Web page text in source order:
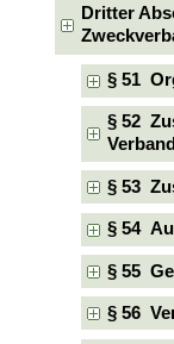
Dritter
§ 51
§ 52
§ 53
§ 54
§ 55
§ 56